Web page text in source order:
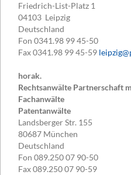
Friedrich-List-Platz 1
04103 Leipzig
Deutschland
Fon 0341.98 99 45-50
Fax0341.98 99 45-59
horak.
Rechtsanwälte Partnerschaft
Fachanwälte
Patentanwälte
Landsberger Str. 155
80687 München
Deutschland
Fon 089.250 07 90-50
Fax089.250 07 90-59